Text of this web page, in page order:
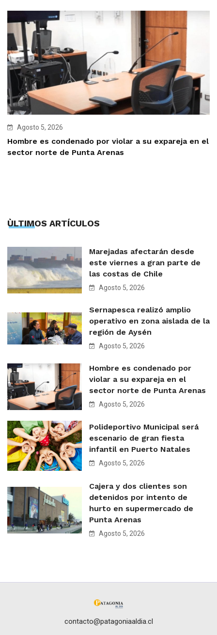
Agosto 5, 2026
Hombre es condenado por violar a su expareja en el
sector norte de Punta Arenas
ÙLTIMOS ARTÍCULOS
Marejadas afectarán desde
este viernes a gran parte de
las costas de Chile
Agosto 5, 2026
Sernapesca realizó amplio
operativo en zona aislada de la
región de Aysén
Agosto 5, 2026
Hombre es condenado por
violar a su expareja en el
sector norte de Punta Arenas
Agosto 5, 2026
Polideportivo Municipal será
escenario de gran fiesta
infantil en Puerto Natales
Agosto 5, 2026
Cajera y dos clientes son
detenidos por intento de
hurto en supermercado de
Punta Arenas
Agosto 5, 2026
contacto@patagoniaaldia.cl